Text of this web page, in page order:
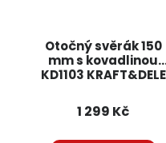
Otočný svěrák 150
mm s kovadlinou
KD1103 KRAFT&DELE
1 299 Kč